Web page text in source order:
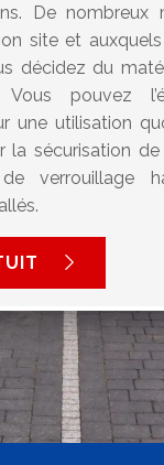
De nombreux
site et
décidez du
pouvez
une utilisation
la sécurisation de
verrouillage